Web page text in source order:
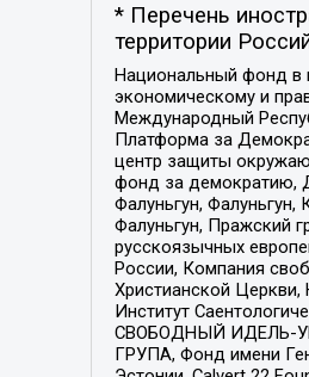
* Перечень
территории
Национальный фонд в
экономическому и
Международный
Платформа за
центр защиты
фонд за демократию,
Фалуньгун,
Фалуньгун, Пражский
русскоязычных
России, Компания
Христианской
Институт
СВОБОДНЫЙ ИДЕЛЬ-
ГРУПА, Фонд имени